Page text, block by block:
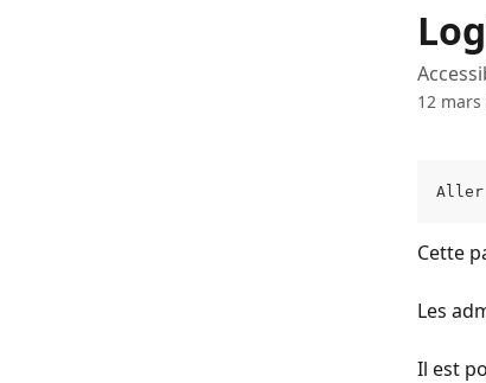
12 mars
Aller
Cette
Les
Il est